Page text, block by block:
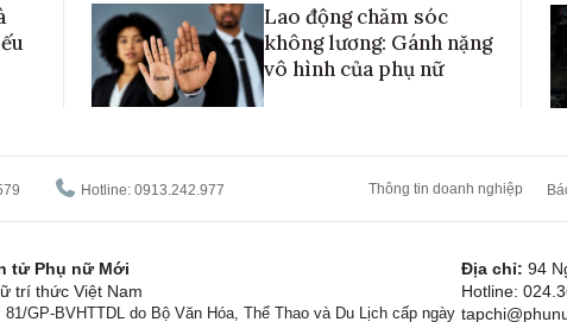
Lao động chăm sóc
không lương: Gánh nặng
vô hình của phụ nữ
Hotline: 0913.242.977 Thông tin doanh nghiệp
tử Phụ nữ Mới
trí thức Việt Nam
81/GP-BVHTTDL do Bộ Văn Hóa, Thể Thao và Du Lịch cấp ngày
Địa chỉ: 94
Hotline: